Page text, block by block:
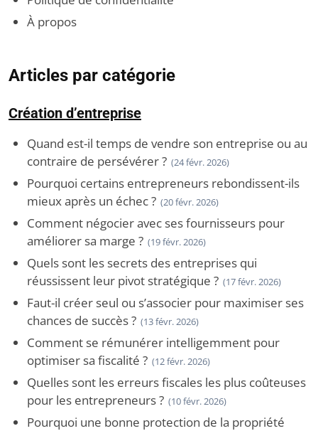
À propos
Articles par catégorie
Création d’entreprise
Quand est-il temps de vendre son entreprise ou au
contraire de persévérer ? (24 févr. 2026)
Pourquoi certains entrepreneurs rebondissent-ils
mieux après un échec ? (20 févr. 2026)
Comment négocier avec ses fournisseurs pour
améliorer sa marge ? (19 févr. 2026)
Quels sont les secrets des entreprises qui
réussissent leur pivot stratégique ? (17 févr. 2026)
Faut-il créer seul ou s’associer pour maximiser ses
chances de succès ? (13 févr. 2026)
Comment se rémunérer intelligemment pour
optimiser sa fiscalité ? (12 févr. 2026)
Quelles sont les erreurs fiscales les plus coûteuses
pour les entrepreneurs ? (10 févr. 2026)
Pourquoi une bonne protection de la propriété